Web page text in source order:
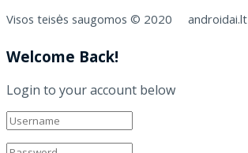
Visos teisės saugomos © 2020 androidai.lt
Welcome Back!
Login to your account below